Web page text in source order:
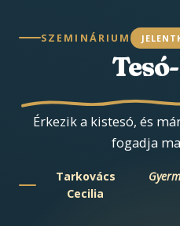
SZEMINÁRIUM
Érkezik a kistesó, és
fogadja
Tarkovács
Cecilia